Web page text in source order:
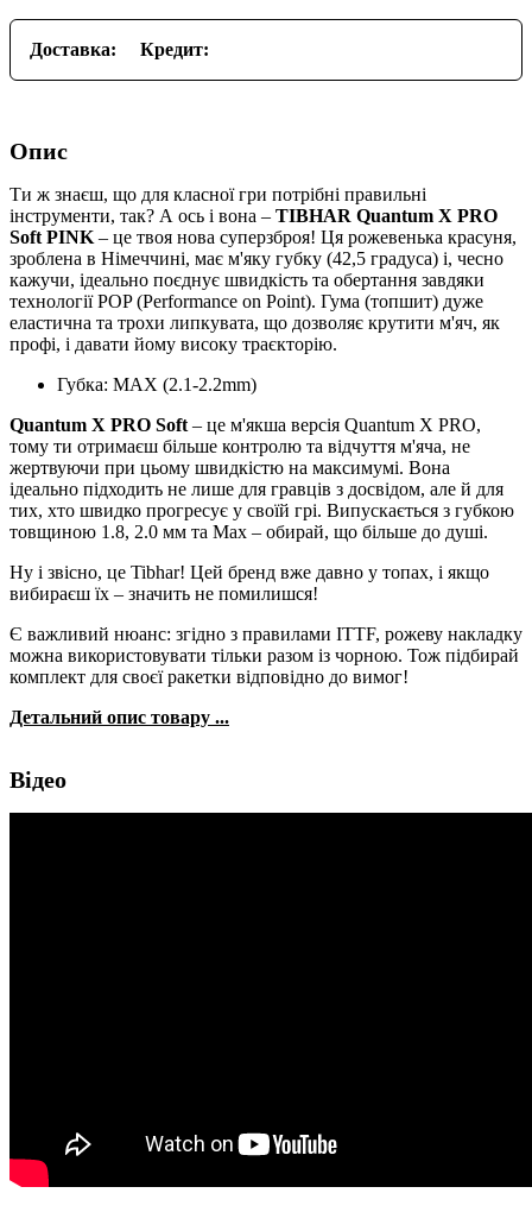
Доставка: Кредит:
Опис
Ти ж знаєш, що для класної гри потрібні правильні
інструменти, так? А ось і вона – TIBHAR Quantum X PRO
Soft PINK – це твоя нова суперзброя! Ця рожевенька красуня,
зроблена в Німеччині, має м'яку губку (42,5 градуса) і, чесно
кажучи, ідеально поєднує швидкість та обертання завдяки
технології POP (Performance on Point). Гума (топшит) дуже
еластична та трохи липкувата, що дозволяє крутити м'яч, як
профі, і давати йому високу траєкторію.
Губка: MAX (2.1-2.2mm)
Quantum X PRO Soft – це м'якша версія Quantum X PRO,
тому ти отримаєш більше контролю та відчуття м'яча, не
жертвуючи при цьому швидкістю на максимумі. Вона
ідеально підходить не лише для гравців з досвідом, але й для
тих, хто швидко прогресує у своїй грі. Випускається з губкою
товщиною 1.8, 2.0 мм та Max – обирай, що більше до душі.
Ну і звісно, це Tibhar! Цей бренд вже давно у топах, і якщо
вибираєш їх – значить не помилишся!
Є важливий нюанс: згідно з правилами ITTF, рожеву накладку
можна використовувати тільки разом із чорною. Тож підбирай
комплект для своєї ракетки відповідно до вимог!
Детальний опис товару ...
Відео